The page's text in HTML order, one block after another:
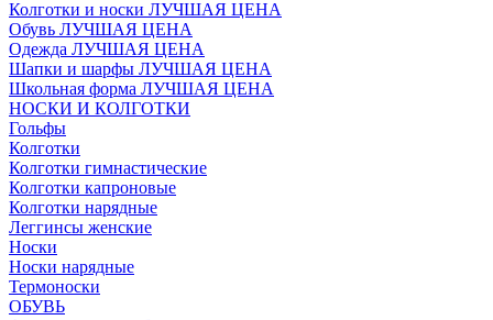
Колготки и носки ЛУЧШАЯ ЦЕНА
Обувь ЛУЧШАЯ ЦЕНА
Одежда ЛУЧШАЯ ЦЕНА
Шапки и шарфы ЛУЧШАЯ ЦЕНА
Школьная форма ЛУЧШАЯ ЦЕНА
НОСКИ И КОЛГОТКИ
Гольфы
Колготки
Колготки гимнастические
Колготки капроновые
Колготки нарядные
Леггинсы женские
Носки
Носки нарядные
Термоноски
ОБУВЬ